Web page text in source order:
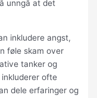
unngå at det
inkludere angst,
føle skam over
tanker og
ofte
dele erfaringer og